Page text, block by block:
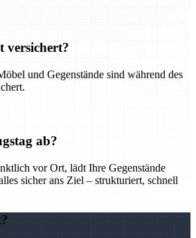
versichert?
und Gegenstände sind während des
ab?
vor Ort, lädt Ihre Gegenstände
sicher ans Ziel – strukturiert, schnell